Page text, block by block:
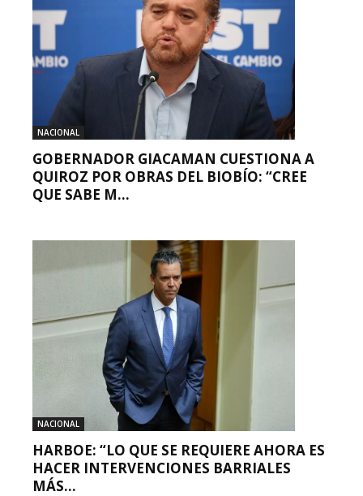
NACIONAL
GOBERNADOR GIACAMAN CUESTIONA A
QUIROZ POR OBRAS DEL BIOBÍO: “CREE
QUE SABE M...
NACIONAL
HARBOE: “LO QUE SE REQUIERE AHORA ES
HACER INTERVENCIONES BARRIALES
MÁS...